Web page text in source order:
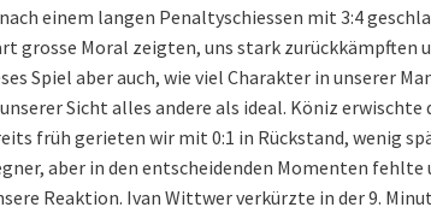
einem langen Penaltyschiessen mit 3:4
grosse Moral zeigten, uns stark zurückkämpften
Spiel aber auch, wie viel Charakter in unserer
Sicht alles andere als ideal. Köniz
früh gerieten wir mit 0:1 in Rückstand, wenig
aber in den entscheidenden Momenten
Reaktion. Ivan Wittwer verkürzte in der 9.